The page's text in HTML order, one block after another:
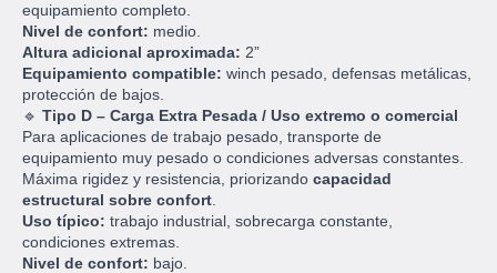
equipamiento completo.
Nivel de confort: medio.
Altura adicional aproximada: 2”
Equipamiento compatible: winch pesado, defensas metálicas,
protección de bajos.
🔹 Tipo D – Carga Extra Pesada / Uso extremo o comercial
Para aplicaciones de trabajo pesado, transporte de
equipamiento muy pesado o condiciones adversas constantes.
Máxima rigidez y resistencia, priorizando capacidad
estructural sobre confort
Uso típico: trabajo industrial, sobrecarga constante,
condiciones extremas.
Nivel de confort: bajo.